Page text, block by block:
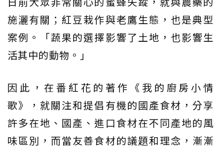
施灑有關；紅豆栽作與老鷹生態，也是典型
案例。「蔬果的選擇影響了土地，也影響生
活其中的動物。」
因此，在番紅花的著作《我的廚房小情
歌》，就關注和提倡有機的國產食材，分享
許多在地、國產、進口食材在不同產地的風
味區別，而當友善食材的議題和理念，漸漸